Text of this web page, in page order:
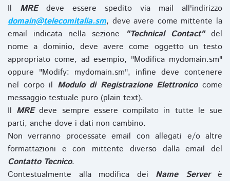
Il MREdeve essere spedito via mail all'indirizzo
domain@telecomitalia.sm, deve avere come mittente la
email indicata nella sezione
"Technical Contact"del
nome a dominio, deve avere come oggetto un testo
appropriato come, ad esempio, "Modifica mydomain.sm"
oppure "Modify: mydomain.sm", infine deve contenere
nel corpo il Modulo di Registrazione Elettronicocome
messaggio testuale puro (plain text).
Il MREdeve sempre essere compilato in tutte le sue
parti, anche dove i dati non cambino.
Non verranno processate email con allegati e/o altre
formattazioni e con mittente diverso dalla email del
Contatto Tecnico.
Contestualmente alla modifica dei Name Serverè